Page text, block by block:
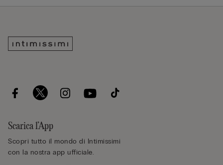
Scarica l’App
Scopri tutto il mondo di Intimissimi
con la nostra app ufficiale.